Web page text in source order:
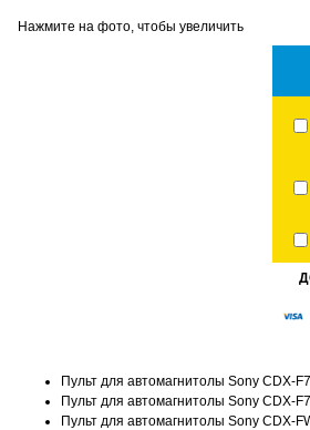
Нажмите на фото, чтобы увеличить
Пульт для автомагнитолы Sony CDX-
Пульт для автомагнитолы Sony CDX-
Пульт для автомагнитолы Sony CDX-